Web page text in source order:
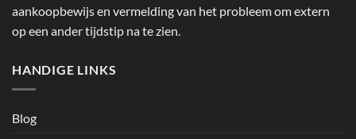
aankoopbewijs en vermelding van het probleem om extern
op een ander tijdstip na te zien.
HANDIGE LINKS
Blog